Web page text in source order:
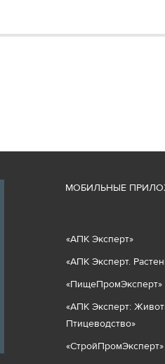
МОБИЛЬНЫЕ
«АПК Эксперт»
«АПК Эксперт.
«ПищеПромЭксперт»
«АПК Эксперт:
Птицеводство»
«СтройПромЭксперт»